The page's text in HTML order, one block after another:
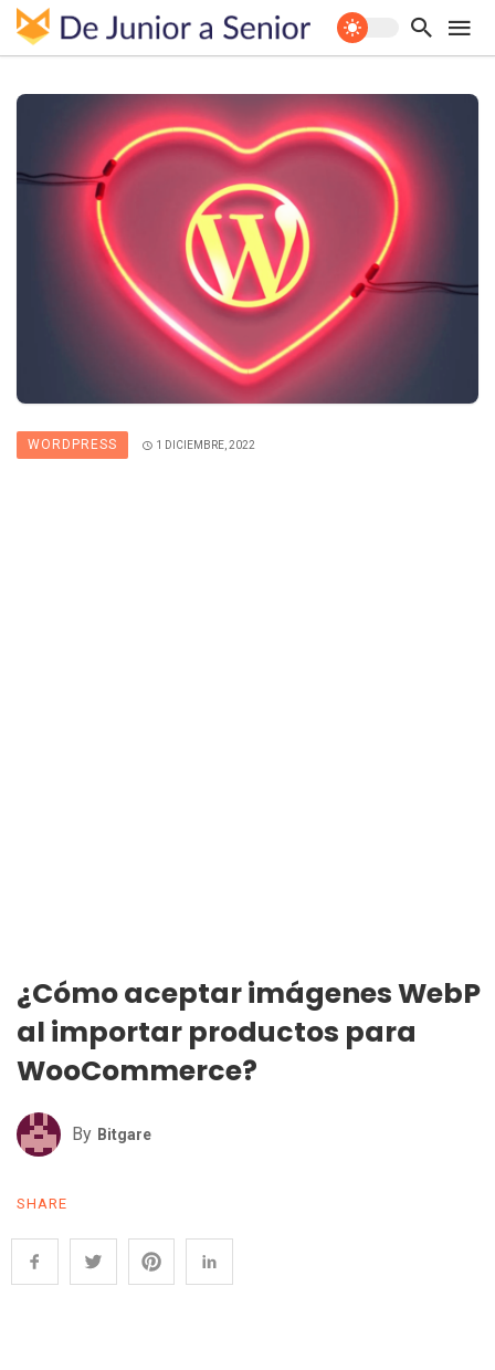
WORDPRESS 1 DICIEMBRE, 2022
¿Cómo aceptar imágenes WebP
al importar productos para
WooCommerce?
By Bitgare
SHARE